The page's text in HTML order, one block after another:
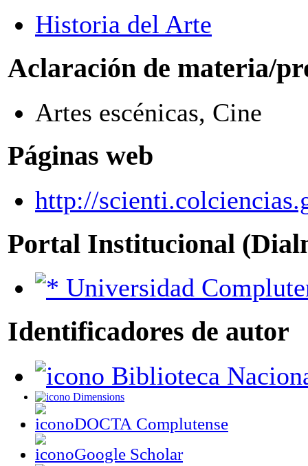
Historia del Arte
Aclaración de materia/
Artes escénicas, Cine
Páginas web
http://
Portal Institucional
Universidad
Identificadores de autor
Biblioteca
Dimensions
DOCTA Complutense
Google Scholar